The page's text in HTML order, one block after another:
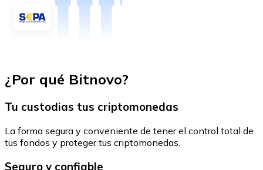
¿Por qué Bitnovo?
Tu custodias tus criptomonedas
La forma segura y conveniente de tener el control total de
tus fondos y proteger tus criptomonedas.
Seguro y confiable